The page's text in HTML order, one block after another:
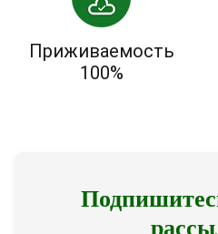
Приживаемость
100%